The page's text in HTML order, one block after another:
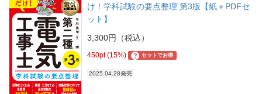
け！学科試験の要点整理 第3版【紙＋PDFセ
ット】
3,300円（税込）
450pt (15%) ? セットでお得
2025.04.28発売